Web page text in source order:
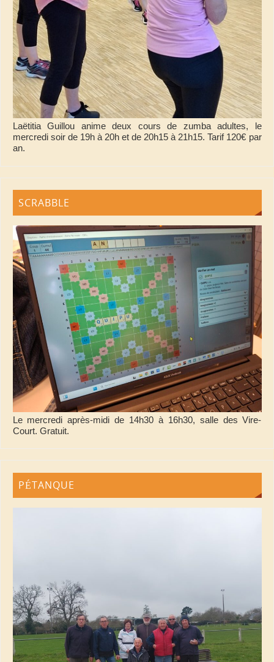
Laëtitia Guillou anime deux cours de zumba adultes, le
mercredi soir de 19h à 20h et de 20h15 à 21h15. Tarif 120€ par
an.
SCRABBLE
Le mercredi après-midi de 14h30 à 16h30, salle des Vire-
Court. Gratuit.
PÉTANQUE